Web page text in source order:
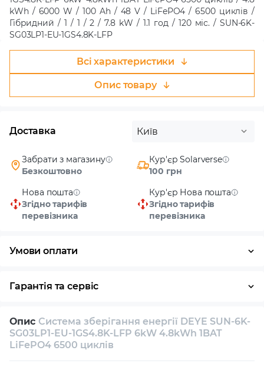
kWh / 6000 W / 100 Ah / 48 V / LiFePO4 / 6500 циклів /
Гібридний / 1 / 1 / 2 / 7.8 kW / 1.1 год / 120 міс. / SUN-6K-
SG03LP1-EU-1GS4.8K-LFP
Всі характеристики
Опис товару
Доставка Київ
Забрати з магазину
Безкоштовно
Кур'єр Solarverse
100 грн
Нова пошта
Згідно тарифів
перевізника
Кур'єр Нова пошта
Згідно тарифів
перевізника
Умови оплати
Гарантія та сервіс
Власний сервісний центр Технічна підтримка
Консультація
Опис Система зберігання енергії DEYE SUN-6K-
SG03LP1-EU-1GS4.8K-LFP 6kW 4.8kWh 1BAT
LiFePO4 6500 циклів